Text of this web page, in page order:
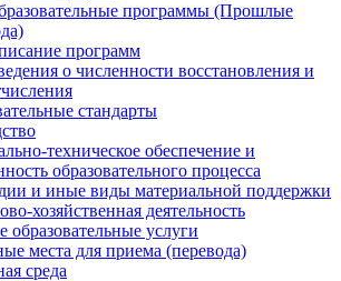
программы (Прошлые
программ
о численности восстановления и
стандарты
техническое обеспечение и
образовательного процесса
и иные виды материальной поддержки
хозяйственная деятельность
образовательные услуги
места для приема (перевода)
среда